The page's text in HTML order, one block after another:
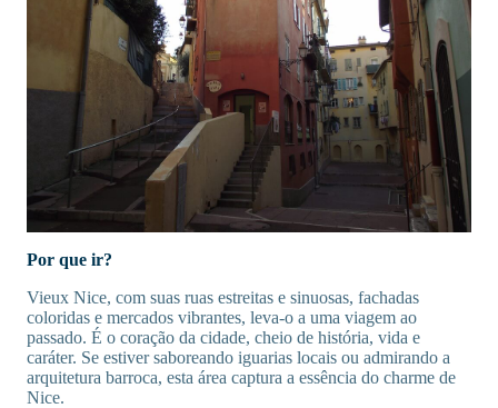
Por que ir?
Vieux Nice, com suas ruas estreitas e sinuosas, fachadas
coloridas e mercados vibrantes, leva-o a uma viagem ao
passado. É o coração da cidade, cheio de história, vida e
caráter. Se estiver saboreando iguarias locais ou admirando a
arquitetura barroca, esta área captura a essência do charme de
Nice.